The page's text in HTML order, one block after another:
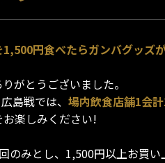
円食べたらガンバグッズ
がとうございました。
島戦では、 場内飲食店舗1会
楽しみください!
みとし、1,500円以上お買い